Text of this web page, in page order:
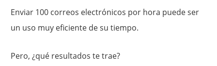
Enviar 100 correos electrónicos por hora puede ser
un uso muy eficiente de su tiempo.
Pero, ¿qué resultados te trae?